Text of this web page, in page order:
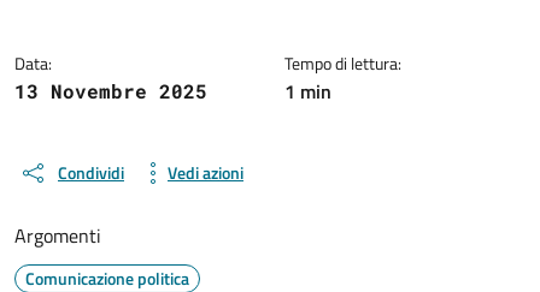
Data:
13 Novembre 2025
Tempo di lettura:
1 min
Condividi Vedi azioni
Argomenti
Comunicazione politica